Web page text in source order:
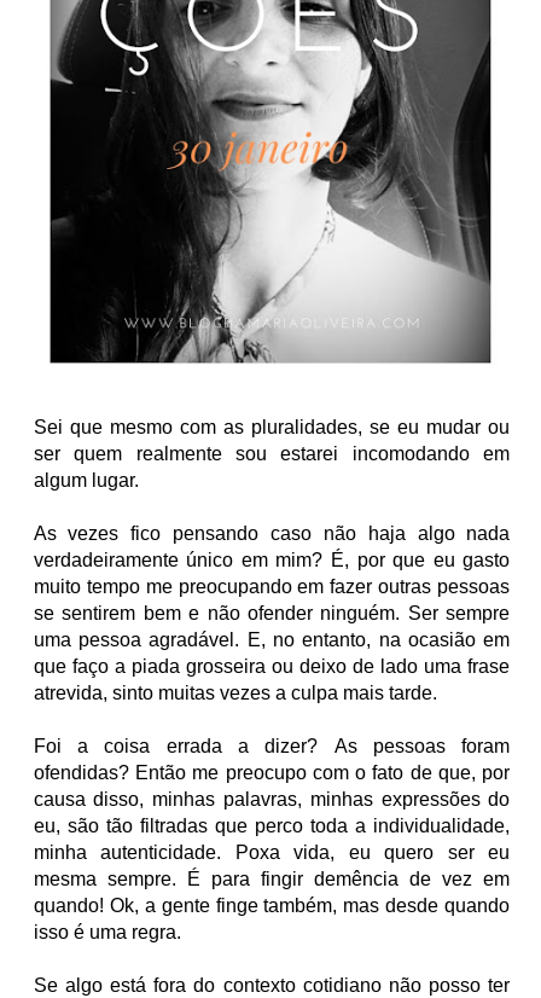
Sei que mesmo com as pluralidades, se eu mudar ou
ser quem realmente sou estarei incomodando em
algum lugar.
As vezes fico pensando caso não haja algo nada
verdadeiramente único em mim? É, por que eu gasto
muito tempo me preocupando em fazer outras pessoas
se sentirem bem e não ofender ninguém. Ser sempre
uma pessoa agradável. E, no entanto, na ocasião em
que faço a piada grosseira ou deixo de lado uma frase
atrevida, sinto muitas vezes a culpa mais tarde.
Foi a coisa errada a dizer? As pessoas foram
ofendidas? Então me preocupo com o fato de que, por
causa disso, minhas palavras, minhas expressões do
eu, são tão filtradas que perco toda a individualidade,
minha autenticidade. Poxa vida, eu quero ser eu
mesma sempre. É para fingir demência de vez em
quando! Ok, a gente finge também, mas desde quando
isso é uma regra.
Se algo está fora do contexto cotidiano não posso ter